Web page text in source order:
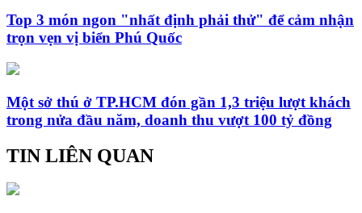
Top 3 món ngon "nhất định phải thử" để cảm nhận
trọn vẹn vị biển Phú Quốc
Một sở thú ở TP.HCM đón gần 1,3 triệu lượt khách
trong nửa đầu năm, doanh thu vượt 100 tỷ đồng
TIN LIÊN QUAN